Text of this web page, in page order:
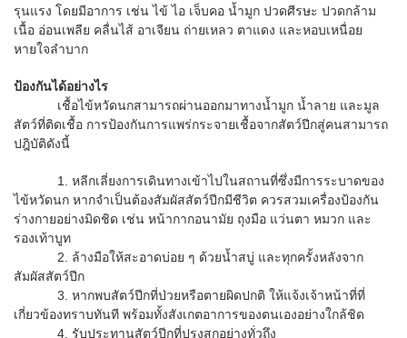
รุนแรง โดยมีอาการ เช่น ไข้ ไอ เจ็บคอ น้ำมูก ปวดศีรษะ ปวดกล้าม
เนื้อ อ่อนเพลีย คลื่นไส้ อาเจียน ถ่ายเหลว ตาแดง และหอบเหนื่อย
หายใจลำบาก
ป้องกันได้อย่างไร
เชื้อไข้หวัดนกสามารถผ่านออกมาทางน้ำมูก น้ำลาย และมูล
สัตว์ที่ติดเชื้อ การป้องกันการแพร่กระจายเชื้อจากสัตว์ปีกสู่คนสามารถ
ปฎิบัติดังนี้
1. หลีกเลี่ยงการเดินทางเข้าไปในสถานที่ซึ่งมีการระบาดของ
ไข้หวัดนก หากจำเป็นต้องสัมผัสสัตว์ปีกมีชีวิต ควรสวมเครื่องป้องกัน
ร่างกายอย่างมิดชิด เช่น หน้ากากอนามัย ถุงมือ แว่นตา หมวก และ
รองเท้าบูท
2. ล้างมือให้สะอาดบ่อย ๆ ด้วยน้ำสบู่ และทุกครั้งหลังจาก
สัมผัสสัตว์ปีก
3. หากพบสัตว์ปีกที่ป่วยหรือตายผิดปกติ ให้แจ้งเจ้าหน้าที่ที่
เกี่ยวข้องทราบทันที พร้อมทั้งสังเกตอาการของตนเองอย่างใกล้ชิด
4. รับประทานสัตว์ปีกที่ปรุงสุกอย่างทั่วถึง